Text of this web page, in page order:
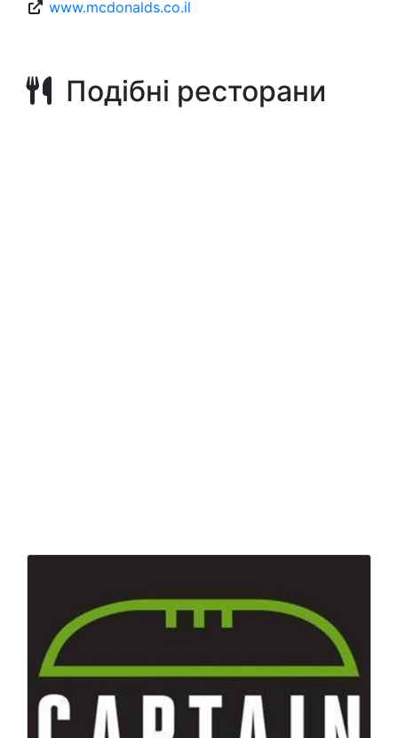
www.mcdonalds.co.il
Подібні ресторани